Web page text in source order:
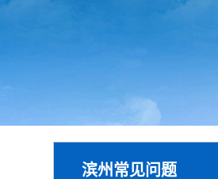
滨州常见问题